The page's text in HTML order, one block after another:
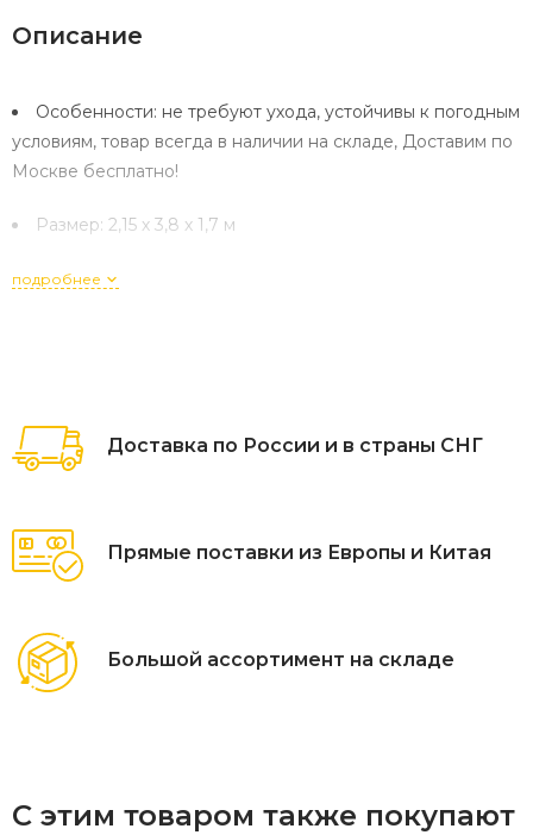
Описание
Особенности: не требуют ухода, устойчивы к погодным
условиям, товар всегда в наличии на складе, Доставим по
Москве бесплатно!
Размер: 2,15 х 3,8 х 1,7 м
подробнее
Доставка по России и в страны СНГ
Прямые поставки из Европы и Китая
Большой ассортимент на складе
С этим товаром также покупают